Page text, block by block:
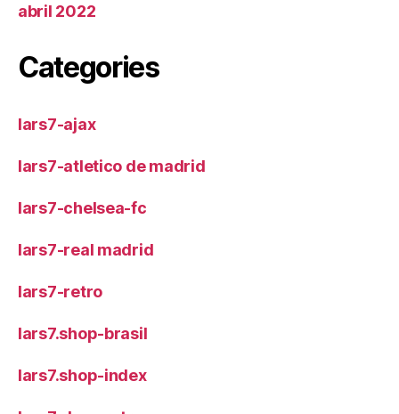
abril 2022
Categories
lars7-ajax
lars7-atletico de madrid
lars7-chelsea-fc
lars7-real madrid
lars7-retro
lars7.shop-brasil
lars7.shop-index